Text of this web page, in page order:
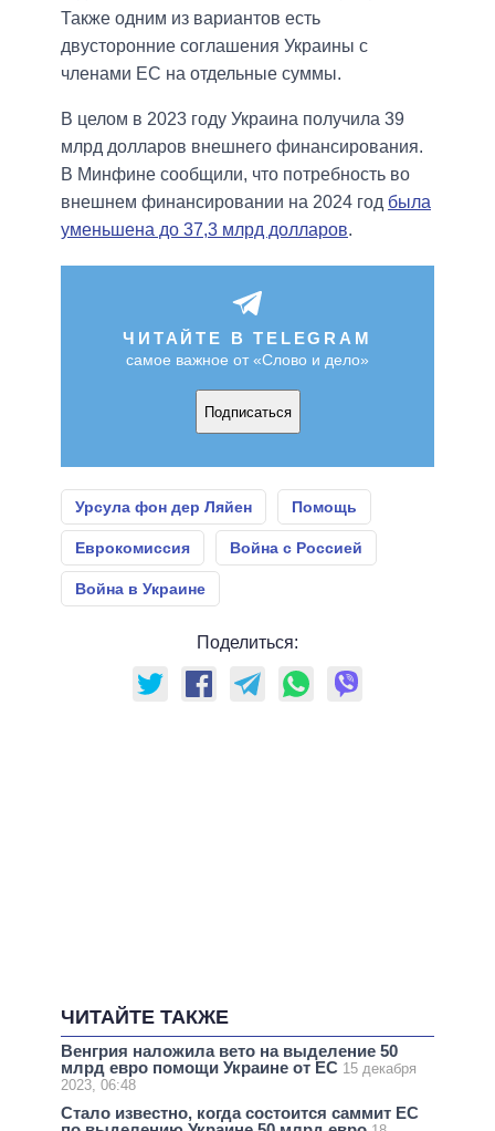
Также одним из вариантов есть
двусторонние соглашения Украины с
членами ЕС на отдельные суммы.
В целом в 2023 году Украина получила 39
млрд долларов внешнего финансирования.
В Минфине сообщили, что потребность во
внешнем финансировании на 2024 год была
уменьшена до 37,3 млрд долларов.
ЧИТАЙТЕ В TELEGRAM
самое важное от «Слово и дело»
Подписаться
Урсула фон дер Ляйен Помощь
Еврокомиссия Война с Россией
Война в Украине
Поделиться:
ЧИТАЙТЕ ТАКЖЕ
Венгрия наложила вето на выделение 50
млрд евро помощи Украине от ЕС 15 декабря
2023, 06:48
Стало известно, когда состоится саммит ЕС